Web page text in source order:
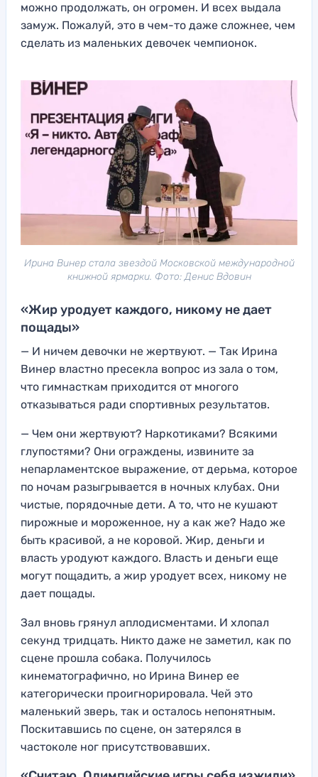
можно продолжать, он огромен. И всех выдала
замуж. Пожалуй, это в чем-то даже сложнее, чем
сделать из маленьких девочек чемпионок.
Ирина Винер стала звездой Московской международной
книжной ярмарки. Фото: Денис Вдовин
«Жир уродует каждого, никому не дает
пощады»
— И ничем девочки не жертвуют. — Так Ирина
Винер властно пресекла вопрос из зала о том,
что гимнасткам приходится от многого
отказываться ради спортивных результатов.
— Чем они жертвуют? Наркотиками? Всякими
глупостями? Они ограждены, извините за
непарламентское выражение, от дерьма, которое
по ночам разыгрывается в ночных клубах. Они
чистые, порядочные дети. А то, что не кушают
пирожные и мороженное, ну а как же? Надо же
быть красивой, а не коровой. Жир, деньги и
власть уродуют каждого. Власть и деньги еще
могут пощадить, а жир уродует всех, никому не
дает пощады.
Зал вновь грянул аплодисментами. И хлопал
секунд тридцать. Никто даже не заметил, как по
сцене прошла собака. Получилось
кинематографично, но Ирина Винер ее
категорически проигнорировала. Чей это
маленький зверь, так и осталось непонятным.
Поскитавшись по сцене, он затерялся в
частоколе ног присутствовавших.